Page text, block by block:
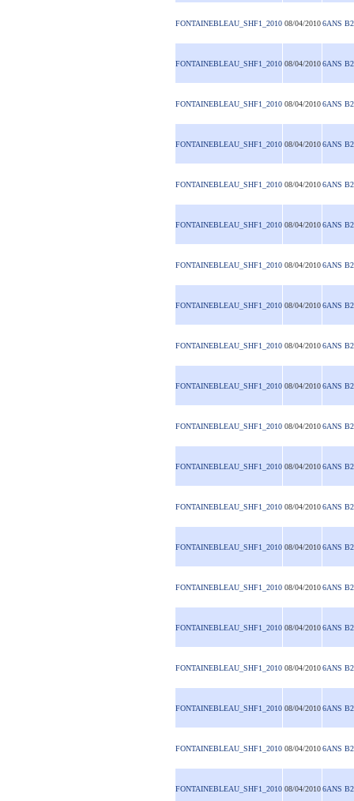
FONTAINEBLEAU_SHF1_2010 08/04/2010 6ANS B2
FONTAINEBLEAU_SHF1_2010 08/04/2010 6ANS B2
FONTAINEBLEAU_SHF1_2010 08/04/2010 6ANS B2
FONTAINEBLEAU_SHF1_2010 08/04/2010 6ANS B2
FONTAINEBLEAU_SHF1_2010 08/04/2010 6ANS B2
FONTAINEBLEAU_SHF1_2010 08/04/2010 6ANS B2
FONTAINEBLEAU_SHF1_2010 08/04/2010 6ANS B2
FONTAINEBLEAU_SHF1_2010 08/04/2010 6ANS B2
FONTAINEBLEAU_SHF1_2010 08/04/2010 6ANS B2
FONTAINEBLEAU_SHF1_2010 08/04/2010 6ANS B2
FONTAINEBLEAU_SHF1_2010 08/04/2010 6ANS B2
FONTAINEBLEAU_SHF1_2010 08/04/2010 6ANS B2
FONTAINEBLEAU_SHF1_2010 08/04/2010 6ANS B2
FONTAINEBLEAU_SHF1_2010 08/04/2010 6ANS B2
FONTAINEBLEAU_SHF1_2010 08/04/2010 6ANS B2
FONTAINEBLEAU_SHF1_2010 08/04/2010 6ANS B2
FONTAINEBLEAU_SHF1_2010 08/04/2010 6ANS B2
FONTAINEBLEAU_SHF1_2010 08/04/2010 6ANS B2
FONTAINEBLEAU_SHF1_2010 08/04/2010 6ANS B2
FONTAINEBLEAU_SHF1_2010 08/04/2010 6ANS B2